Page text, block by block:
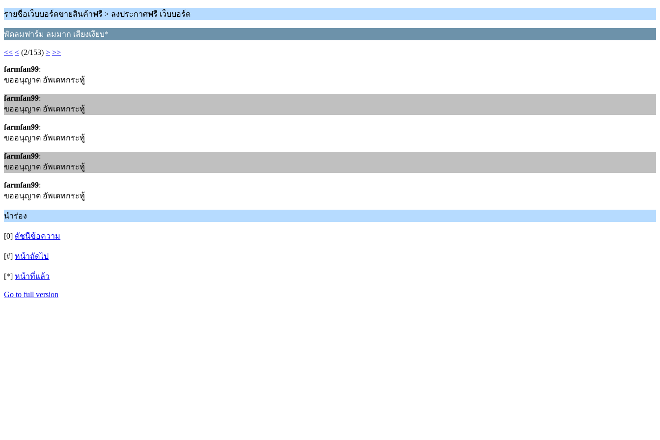
รายชื่อเว็บบอร์ดขายสินค้าฟรี > ลงประกาศฟรี เว็บบอร์ด
พัดลมฟาร์ม ลมมาก เสียงเงียบ*
<< < (2/153) > >>
farmfan99:
ขออนุญาต อัพเดทกระทู้
farmfan99:
ขออนุญาต อัพเดทกระทู้
farmfan99:
ขออนุญาต อัพเดทกระทู้
farmfan99:
ขออนุญาต อัพเดทกระทู้
farmfan99:
ขออนุญาต อัพเดทกระทู้
นำร่อง
[0] ดัชนีข้อความ
[#] หน้าถัดไป
[*] หน้าที่แล้ว
Go to full version